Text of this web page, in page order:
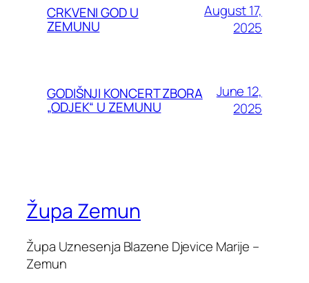
CRKVENI GOD U
ZEMUNU
August 17,
2025
GODIŠNJI KONCERT ZBORA
„ODJEK“ U ZEMUNU
June 12,
2025
Župa Zemun
Župa Uznesenja Blazene Djevice Marije –
Zemun